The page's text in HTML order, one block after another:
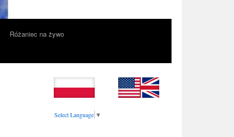
Różaniec na żywo
Select Language ▼